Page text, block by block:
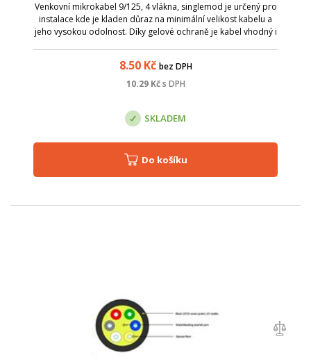
Venkovní mikrokabel 9/125, 4 vlákna, singlemod je určený pro
instalace kde je kladen důraz na minimální velikost kabelu a
jeho vysokou odolnost. Díky gelové ochraně je kabel vhodný i
8.50Kč bez DPH
10.29Kč s DPH
SKLADEM
Do košíku